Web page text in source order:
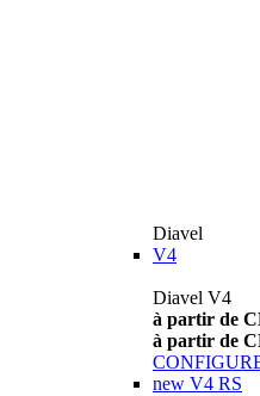
Diavel
V4
Diavel V4
à partir de
à partir de
new V4 RS